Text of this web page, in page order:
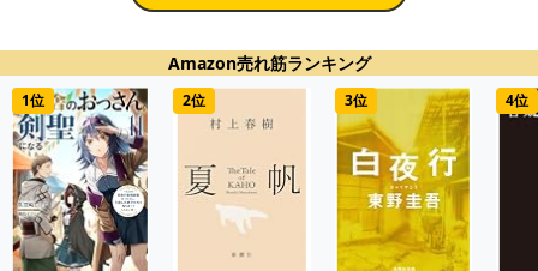
Amazon売れ筋ランキング
1位 2位 3位 4位